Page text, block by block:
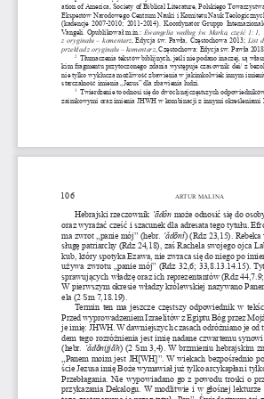
ation of America, Society of Biblical Literature, Polskiego
Ekspertów Narodowego Centrum Nauki i Komitetu Nauk
(kadencje 2007-2010; 2011-2014). Koordynator Gruppo
Vangeli. Opublikował m.in.: Ewangelia według św. Marka, część 1: 1,
z oryginału – komentarz, Edycja św. Pawła, Częstochowa 2013; List
przekład z oryginału – komentarz, Częstochowa: Edycja św. Pawła 2018.
2
Tłumaczenia tekstów biblijnych, jeśli nie podano inaczej, są
kim fragmentu przytoczonego zdania występuje czasownik dei/ z
nie tylko wyklucza możliwość zbawienia w jakimkolwiek innym
starczalność imienia „Jezus” dla zbawienia ludzi.
3
Twierdzenie to odnosi się do dwóch najczęstszych
zaimkowymi oraz imienia JHWH w kombinacji z innymi określeniami
ARTUR MALINA
106
Hebrajski rzeczownik ’ādôn może odnosić się do
oraz wyrażać cześć i szacunek dla adresata tego tytułu.
ma zwrot „panie mój” (hebr. ’ǎdōnî) (Rdz 23,15). Rebeka
sługę patriarchy (Rdz 24,18), zaś Rachela swojego ojca
kub, który spotyka Ezawa, nie zwraca się do niego po
używa zwrotu „panie mój” (Rdz 32,6; 33,8.13.14.15).
sprawujących władzę oraz ich reprezentantów (Rdz
W pierwszym okresie władzy królewskiej nazywano
ela (2 Sm 7,18.19).
Termin ten ma jeszcze częstszy odpowiednik w
Przed wyprowadzeniem Izraelitów z Egiptu Bóg przez
je imię: JHWH. W dawniejszych czasach odróżniano je od
dem tego rozróżnienia jest imię nadane czwartemu
(hebr.
’ǎdōnijjāh) (2 Sm 3,4). W brzmieniu hebrajskim
„Panem moim jest JH[WH]”. W wiekach bezpośrednio
ście Jezusa imię Boże wymawiał już tylko arcykapłan i
Przebłagania. Nie wypowiadano go z powodu troski o
przykazania Dekalogu. W modlitwie i w  głośnej